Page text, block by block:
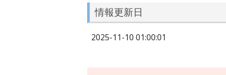
情報更新日
2025-11-10 01:00:01